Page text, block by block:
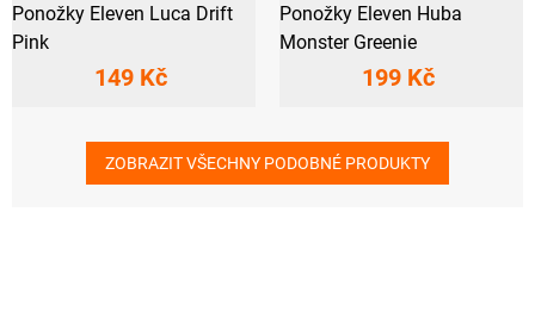
Ponožky Eleven Luca Drift
Pink
149 Kč
Ponožky Eleven Huba
Monster Greenie
199 Kč
ZOBRAZIT VŠECHNY PODOBNÉ PRODUKTY